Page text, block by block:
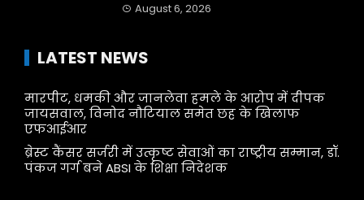
August 6, 2026
LATEST NEWS
मारपीट, धमकी और जानलेवा हमले के आरोप में दीपक
जायसवाल, विनोद नौटियाल समेत छह के खिलाफ
एफआईआर
ब्रेस्ट कैंसर सर्जरी में उत्कृष्ट सेवाओं का राष्ट्रीय सम्मान, डॉ.
पंकज गर्ग बने ABSI के शिक्षा निदेशक